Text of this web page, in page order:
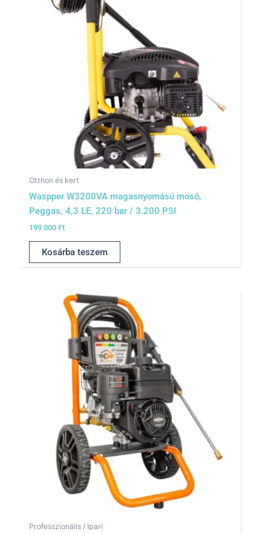
Otthon és kert
Waspper W3200VA magasnyomású mosó,
Peggas, 4,3 LE, 220 bar / 3.200 PSI
199 000 Ft
Kosárba teszem
Professzionális / Ipari